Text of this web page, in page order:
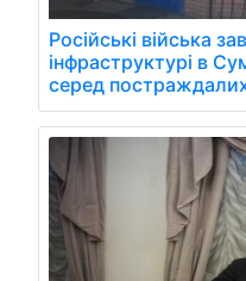
Російські війська
інфраструктурі в
серед